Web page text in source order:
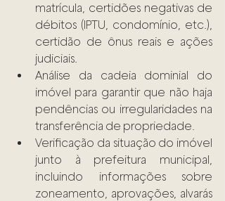
matrícula, certidões negativas de
débitos (IPTU, condomínio, etc.),
certidão de ônus reais e ações
judiciais.
Análise da cadeia dominial do
imóvel para garantir que não haja
pendências ou irregularidades na
transferência de propriedade.
Verificação da situação do imóvel
junto à prefeitura municipal,
incluindo informações sobre
zoneamento, aprovações, alvarás